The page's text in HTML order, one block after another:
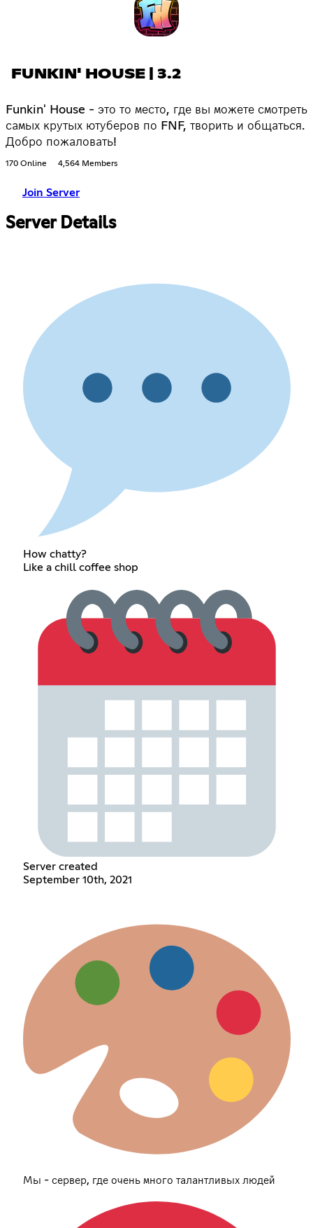
FUNKIN' HOUSE | 3.2
Funkin' House - это то место, где вы можете смотреть
самых крутых ютуберов по FNF, творить и общаться.
Добро пожаловать!
170 Online 4,564 Members
Join Server
Server Details
How chatty?
Like a chill coffee shop
Server created
September 10th, 2021
Мы - сервер, где очень много талантливых людей